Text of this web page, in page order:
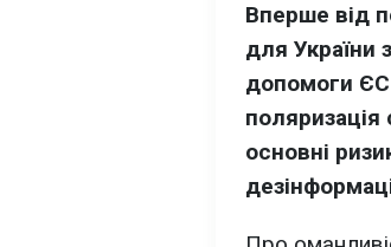
Вперше від
для України
допомоги ЄС
поляризація
основні